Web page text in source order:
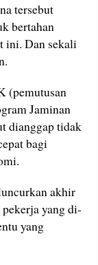
tersebut
bertahan
ini. Dan sekali
(pemutusan
Jaminan
dianggap tidak
bagi
akhir
yang di-
yang